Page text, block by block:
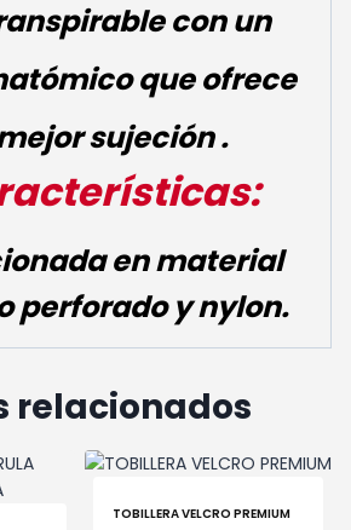
con un
que ofrece
sujeción .
en material
perforado ynylon.
relacionados
TOBILLERA VELCRO PREMIUM